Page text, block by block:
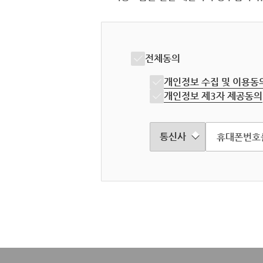
전체동의
개인정보 수집 및 이용동
개인정보 제3자 제공동의